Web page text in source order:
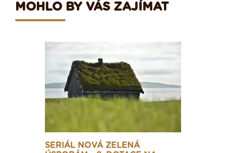
MOHLO BY VÁS ZAJÍMAT
SERIÁL NOVÁ ZELENÁ